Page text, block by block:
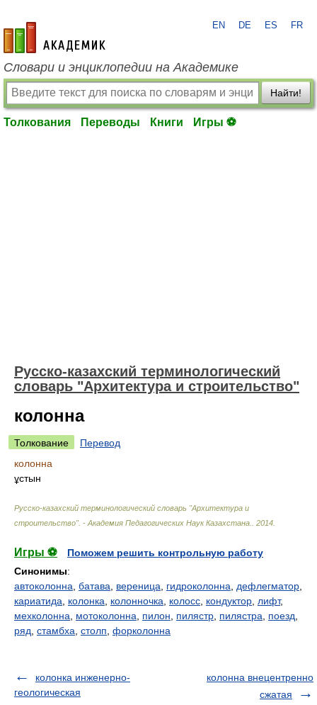
academic.ru
EN DE ES FR
Словари и энциклопедии на Академике
Найти!
Толкования Переводы Книги Игры ⚽
Русско-казахский терминологический
словарь "Архитектура и строительство"
колонна
Толкование
Перевод
колонна
ұстын
Русско-казахский терминологический словарь "Архитектура и
строительство". - Академия Педагогических Наук Казахстана.
2014
Игры ⚽
Поможем решить контрольную работу
Синонимы:
автоколонна батава вереница гидроколонна дефлегматор
кариатида
колонка колонночка колосс кондуктор лифт,
мехколонна
мотоколонна пилон пилястр пилястра поезд
ряд стамбха столп форколонна
колонка инженерно-
геологическая
колонна внецентренно
сжатая